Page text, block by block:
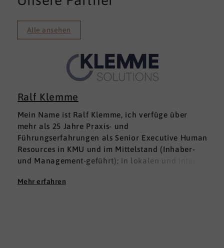
Alle ansehen
Ralf Klemme
Mein Name ist Ralf Klemme, ich verfüge über
mehr als 25 Jahre Praxis- und
Führungserfahrungen als Senior Executive Human
Resources in KMU und im Mittelstand (Inhaber-
und Management-geführt); in lokalen und inter­
Erfahrungen fußen auf der Grundlage einer
Mehr erfahren